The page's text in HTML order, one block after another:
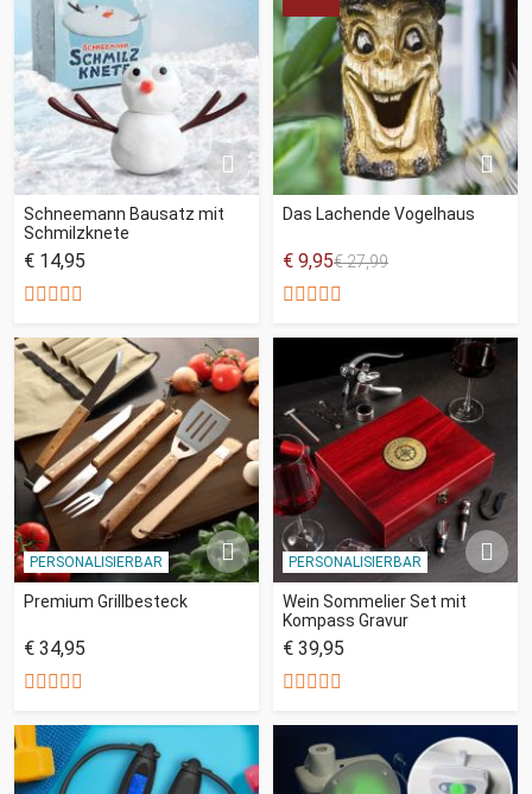
Schneemann Bausatz mit
Schmilzknete
€ 14,95
Das Lachende Vogelhaus
€ 9,95€ 27,99
PERSONALISIERBAR
Premium Grillbesteck
€ 34,95
PERSONALISIERBAR
Wein Sommelier Set mit
Kompass Gravur
€ 39,95